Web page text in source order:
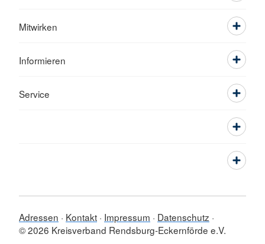
Mitwirken
Informieren
Service
Adressen Kontakt Impressum
Datenschutz
© 2026 Kreisverband Rendsburg-Eckernförde e.V.